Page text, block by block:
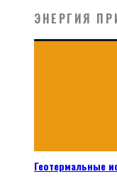
ЭНЕРГИЯ
Геотермальные